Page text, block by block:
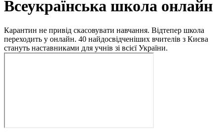
Всеукраїнська школа онлайн
Карантин не привід скасовувати навчання. Відтепер школа
переходить у онлайн. 40 найдосвідченіших вчителів з Києва
стануть наставниками для учнів зі всієї України.